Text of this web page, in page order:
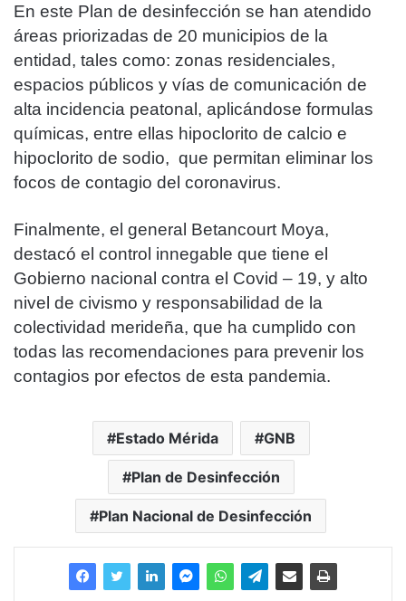
En este Plan de desinfección se han atendido
áreas priorizadas de 20 municipios de la
entidad, tales como: zonas residenciales,
espacios públicos y vías de comunicación de
alta incidencia peatonal, aplicándose formulas
químicas, entre ellas hipoclorito de calcio e
hipoclorito de sodio, que permitan eliminar los
focos de contagio del coronavirus.
Finalmente, el general Betancourt Moya,
destacó el control innegable que tiene el
Gobierno nacional contra el Covid – 19, y alto
nivel de civismo y responsabilidad de la
colectividad merideña, que ha cumplido con
todas las recomendaciones para prevenir los
contagios por efectos de esta pandemia.
Estado Mérida GNB
Plan de Desinfección
Plan Nacional de Desinfección